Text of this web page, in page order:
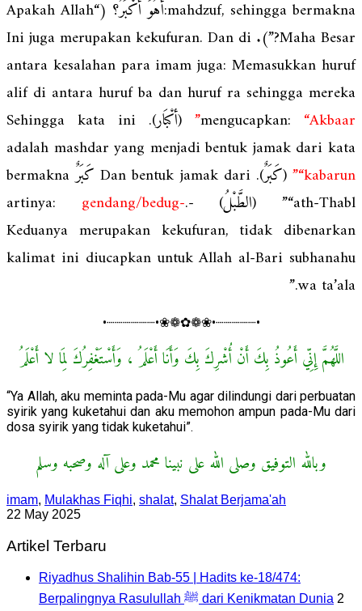
mahdzuf, sehingga bermakna:أَهُوَ أَكْبَرُ؟ (“Apakah Allah
Maha Besar?”). Ini juga merupakan kekufuran. Dan di
antara kesalahan para imam juga: Memasukkan huruf
alif di antara huruf ba dan huruf ra sehingga mereka
mengucapkan: “Akbaar”
(أكْبَار). Sehingga kata ini
adalah mashdar yang menjadi bentuk jamak dari kata
“kabarun”
(كَبَرٌ). Dan bentuk jamak dari كَبَرٌ bermakna
“ath-Thabl” (الطَّبْلُ) -artinya:
gendang/bedug-.
Keduanya merupakan kekufuran, tidak dibenarkan
kalimat ini diucapkan untuk Allah al-Bari subhanahu
wa ta’ala.”
•┈┈┈┈┈┈•❀❁✿❁❀•┈┈┈┈┈•
اللَّهُمَّ إِنِّي أَعُوذُ بِكَ أَنْ أُشْرِكَ بِكَ وَأَنَا أَعْلَمُ ، وَأَسْتَغْفِرُكَ لِمَا لا أَعْلَمُ
“Ya Allah, aku meminta pada-Mu agar dilindungi dari perbuatan
syirik yang kuketahui dan aku memohon ampun pada-Mu dari
dosa syirik yang tidak kuketahui”.
وبالله التوفيق وصلى الله على نبينا محمد وعلى آله وصحبه وسلم
imam, Mulakhas Fiqhi, shalat, Shalat Berjama'ah
22 May 2025
Artikel Terbaru
Riyadhus Shalihin Bab-55 | Hadits ke-18/474:
Berpalingnya Rasulullah ﷺ dari Kenikmatan Dunia 2